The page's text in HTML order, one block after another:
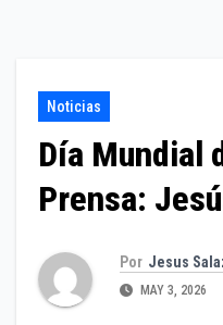
Noticias
Día Mundial
Prensa:
Por Jesus
MAY 3, 2026